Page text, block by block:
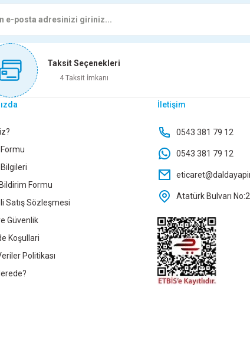
Whatsapp İletişim
Whatsapp İletişim
Taksit Seçenekleri
4 Taksit İmkanı
Formu
Satış Sözleşmesi
Güvenlik
Koşullari
Politikası
İletişim
0543 381 79 12
0543 381 79 12
Atatürk Bulvarı